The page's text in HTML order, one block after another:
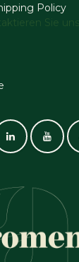
Policy
Sie uns